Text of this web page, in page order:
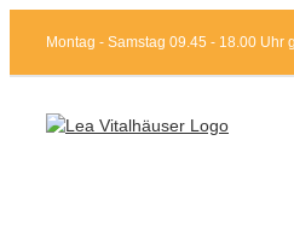
InhaltMontag - Samstag 09.45 - 18.00 Uhr